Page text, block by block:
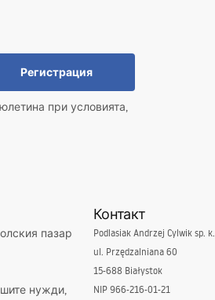
Регистрация
при условията,
пазар
нужди,
Контакт
Podlasiak Andrzej Cylwik sp. k.
ul. Przędzalniana 60
15-688 Białystok
NIP 966-216-01-21